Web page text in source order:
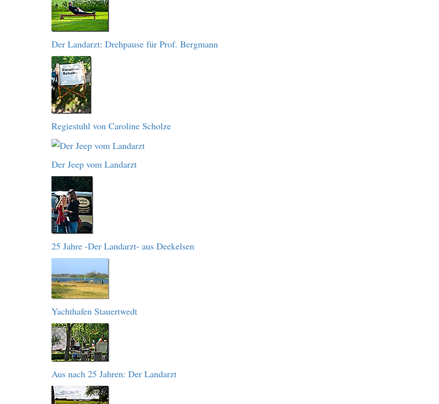
Der Landarzt: Drehpause für Prof. Bergmann
Regiestuhl von Caroline Scholze
Der Jeep vom Landarzt
25 Jahre -Der Landarzt- aus Deekelsen
Yachthafen Stauertwedt
Aus nach 25 Jahren: Der Landarzt